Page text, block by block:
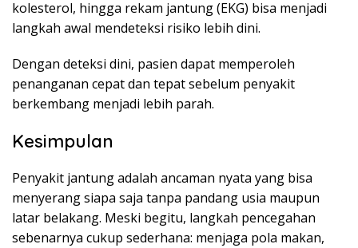
kolesterol, hingga rekam jantung (EKG) bisa menjadi
langkah awal mendeteksi risiko lebih dini.
Dengan deteksi dini, pasien dapat memperoleh
penanganan cepat dan tepat sebelum penyakit
berkembang menjadi lebih parah.
Kesimpulan
Penyakit jantung adalah ancaman nyata yang bisa
menyerang siapa saja tanpa pandang usia maupun
latar belakang. Meski begitu, langkah pencegahan
sebenarnya cukup sederhana: menjaga pola makan,